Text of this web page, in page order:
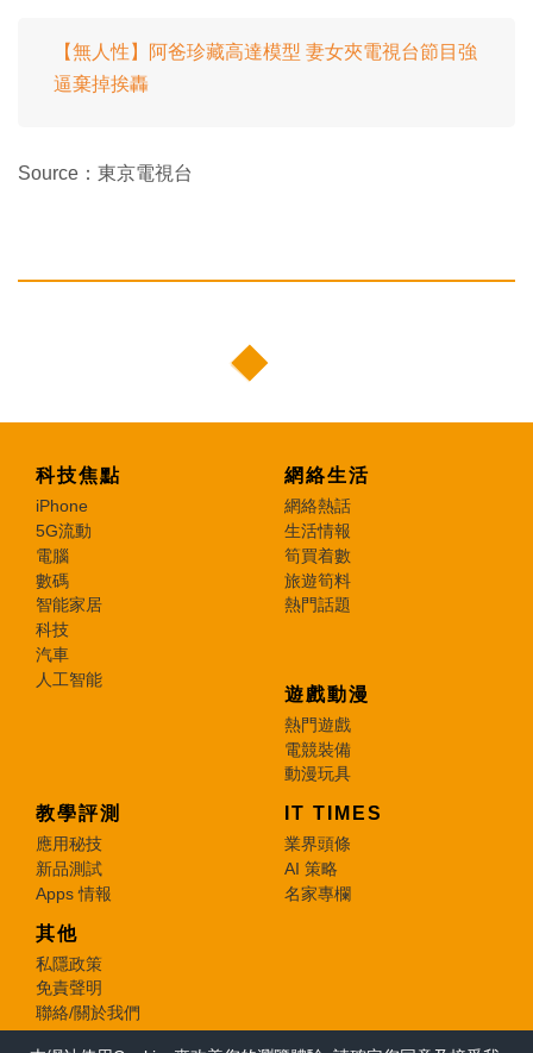
【無人性】阿爸珍藏高達模型 妻女夾電視台節目強
逼棄掉挨轟
Source：東京電視台
科技焦點
iPhone
5G流動
電腦
數碼
智能家居
科技
汽車
人工智能
網絡生活
網絡熱話
生活情報
筍買着數
旅遊筍料
熱門話題
遊戲動漫
熱門遊戲
電競裝備
動漫玩具
教學評測
應用秘技
新品測試
Apps 情報
IT TIMES
業界頭條
AI 策略
名家專欄
其他
私隱政策
免責聲明
聯絡/關於我們